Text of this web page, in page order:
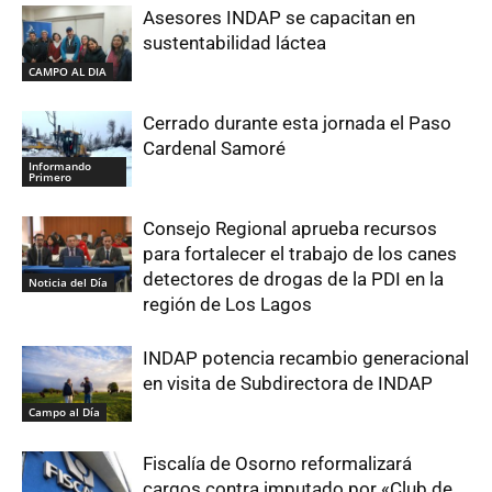
CAMPO AL DIA
Asesores INDAP se capacitan en
sustentabilidad láctea
Informando
Primero
Cerrado durante esta jornada el Paso
Cardenal Samoré
Noticia del Día
Consejo Regional aprueba recursos
para fortalecer el trabajo de los canes
detectores de drogas de la PDI en la
región de Los Lagos
Campo al Día
INDAP potencia recambio generacional
en visita de Subdirectora de INDAP
Fiscalía de Osorno reformalizará